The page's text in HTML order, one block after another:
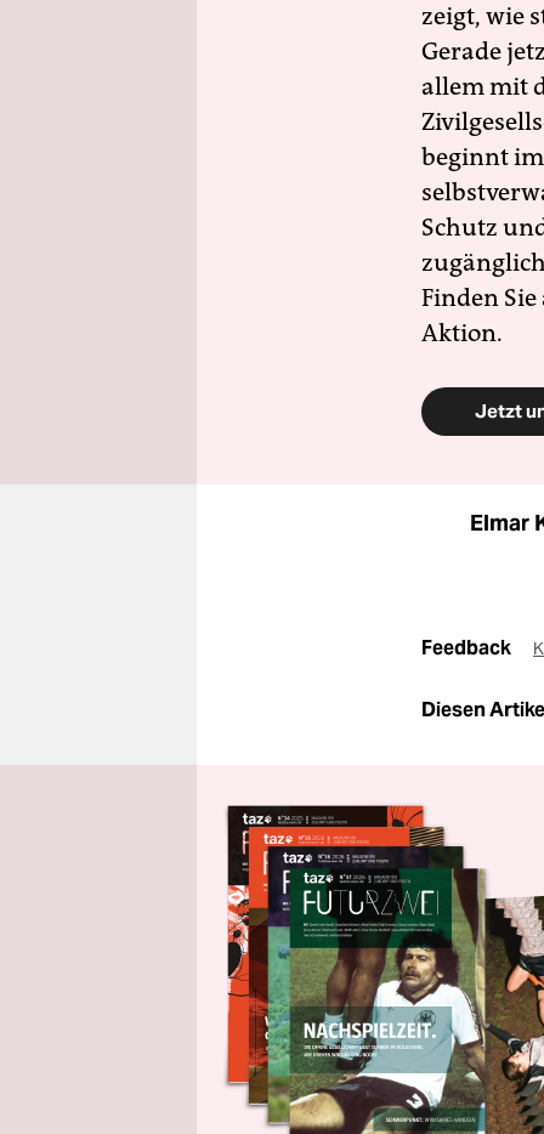
zeigt, wie
Gerade
allem mit
beginnt
Schutz
Finden
Aktion.
Jetzt
Elmar
Feedback
Diesen